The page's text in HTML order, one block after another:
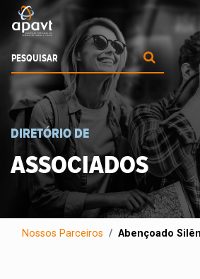
a expandir os seus negócios
DIRETÓRIO DE
ASSOCIADOS
Nossos Parceiros Abençoado